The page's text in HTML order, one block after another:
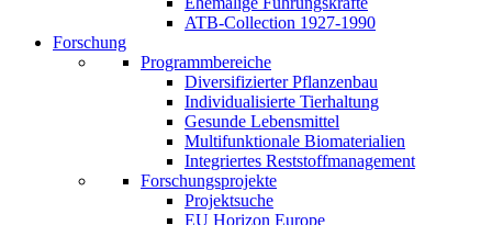
ATB-Collection 1927-1990
Forschung
Programmbereiche
Diversifizierter Pflanzenbau
Individualisierte Tierhaltung
Gesunde Lebensmittel
Multifunktionale Biomaterialien
Integriertes Reststoffmanagement
Forschungsprojekte
Projektsuche
EU Horizon Europe